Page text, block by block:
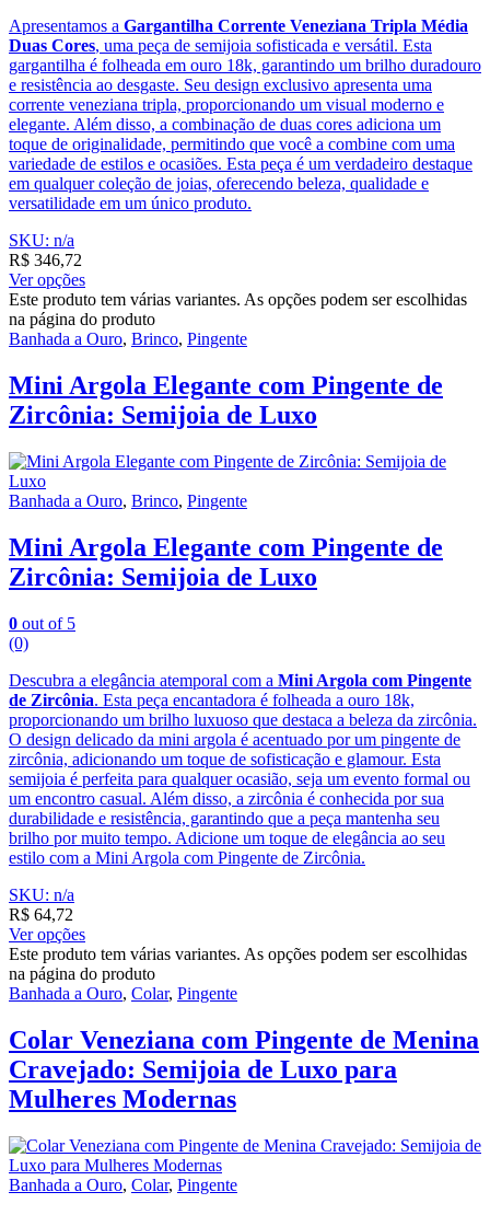
Apresentamos a Gargantilha Corrente Veneziana Tripla Média
Duas Cores, uma peça de semijoia sofisticada e versátil. Esta
gargantilha é folheada em ouro 18k, garantindo um brilho duradouro
e resistência ao desgaste. Seu design exclusivo apresenta uma
corrente veneziana tripla, proporcionando um visual moderno e
elegante. Além disso, a combinação de duas cores adiciona um
toque de originalidade, permitindo que você a combine com uma
variedade de estilos e ocasiões. Esta peça é um verdadeiro destaque
em qualquer coleção de joias, oferecendo beleza, qualidade e
versatilidade em um único produto.
SKU: n/a
R$ 346,72
Ver opções
Este produto tem várias variantes. As opções podem ser escolhidas
na página do produto
Banhada a Ouro, Brinco, Pingente
Mini Argola Elegante com Pingente de
Zircônia: Semijoia de Luxo
Banhada a Ouro, Brinco, Pingente
Mini Argola Elegante com Pingente de
Zircônia: Semijoia de Luxo
0 out of 5
(0)
Descubra a elegância atemporal com a Mini Argola com Pingente
de Zircônia. Esta peça encantadora é folheada a ouro 18k,
proporcionando um brilho luxuoso que destaca a beleza da zircônia.
O design delicado da mini argola é acentuado por um pingente de
zircônia, adicionando um toque de sofisticação e glamour. Esta
semijoia é perfeita para qualquer ocasião, seja um evento formal ou
um encontro casual. Além disso, a zircônia é conhecida por sua
durabilidade e resistência, garantindo que a peça mantenha seu
brilho por muito tempo. Adicione um toque de elegância ao seu
estilo com a Mini Argola com Pingente de Zircônia.
SKU: n/a
R$ 64,72
Ver opções
Este produto tem várias variantes. As opções podem ser escolhidas
na página do produto
Banhada a Ouro, Colar, Pingente
Colar Veneziana com Pingente de Menina
Cravejado: Semijoia de Luxo para
Mulheres Modernas
Banhada a Ouro, Colar, Pingente